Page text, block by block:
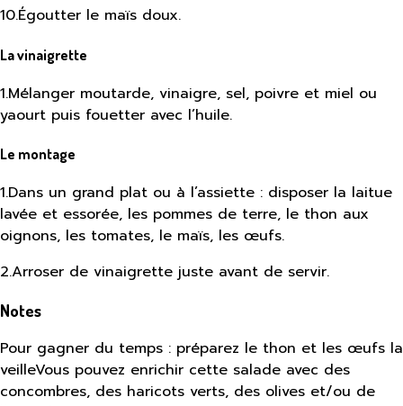
10.Égoutter le maïs doux.
La vinaigrette
1.Mélanger moutarde, vinaigre, sel, poivre et miel ou
yaourt puis fouetter avec l’huile.
Le montage
1.Dans un grand plat ou à l’assiette : disposer la laitue
lavée et essorée, les pommes de terre, le thon aux
oignons, les tomates, le maïs, les œufs.
2.Arroser de vinaigrette juste avant de servir.
Notes
Pour gagner du temps : préparez le thon et les œufs la
veilleVous pouvez enrichir cette salade avec des
concombres, des haricots verts, des olives et/ou de